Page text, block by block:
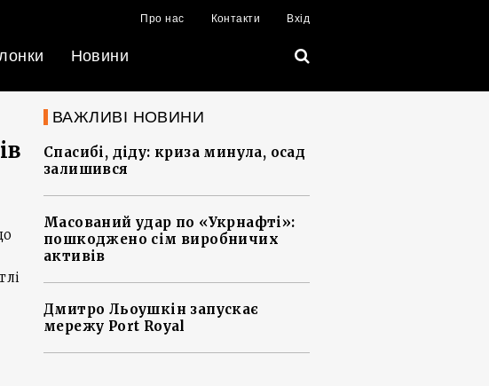
Про нас Контакти Вхід
Новини
ВАЖЛИВІ НОВИНИ
Спасибі, діду: криза минула, осад
залишився
Масований удар по «Укрнафті»:
пошкоджено сім виробничих
активів
Дмитро Льоушкін запускає
мережу Port Royal